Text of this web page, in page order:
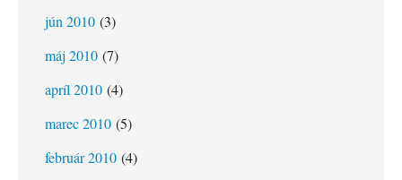
jún 2010 (3)
máj 2010 (7)
apríl 2010 (4)
marec 2010 (5)
február 2010 (4)